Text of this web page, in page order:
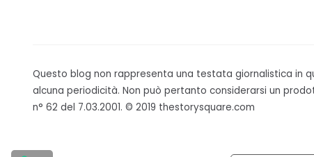
Questo blog non rappresenta una testata giornalistica in
alcuna periodicità. Non può pertanto considerarsi un
n° 62 del 7.03.2001. © 2019 thestorysquare.com